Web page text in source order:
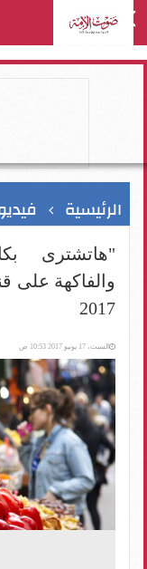
الرئيسية
"هاتشترى
2017
السبت، 17 يونيو 2017 10:53 ص